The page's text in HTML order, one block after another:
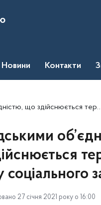
Новини Контакти
Фонду соціального захисту інвалідів
27 січня 2021 року о 16:00